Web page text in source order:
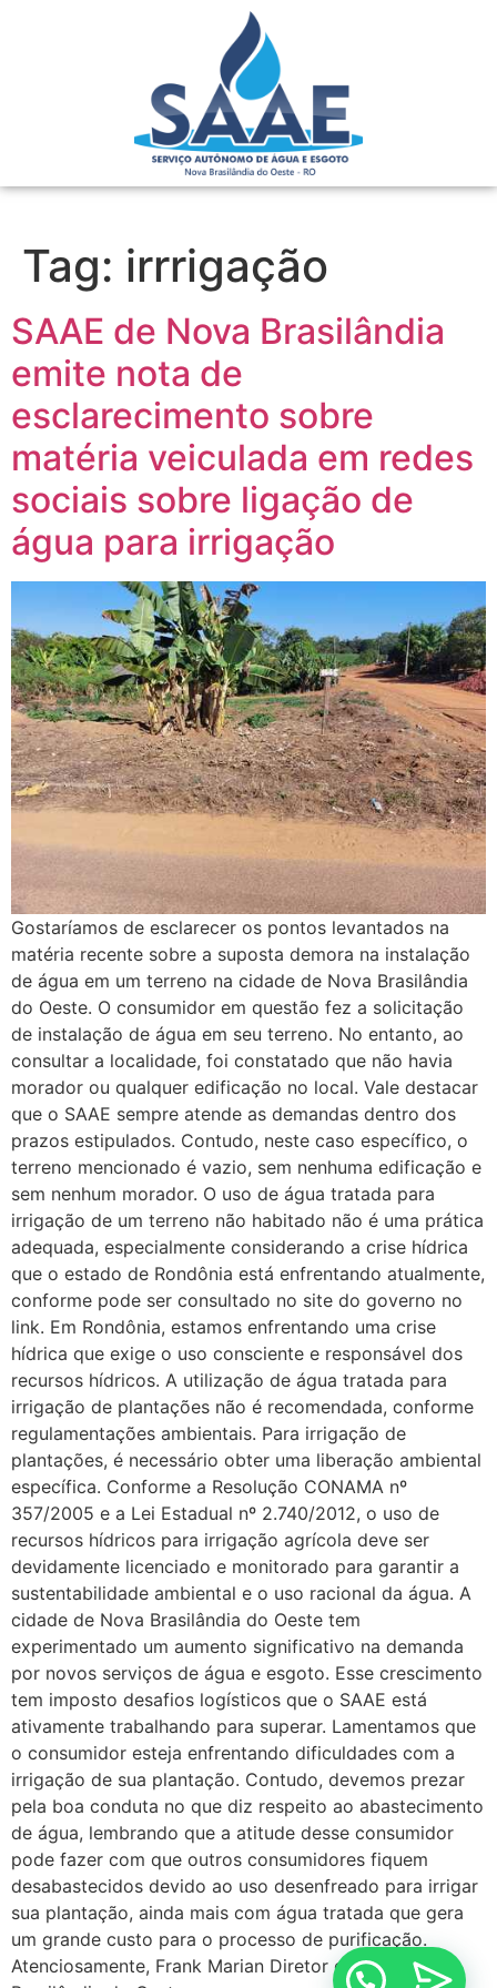
Tag: irrrigação
SAAE de Nova Brasilândia
emite nota de
esclarecimento sobre
matéria veiculada em redes
sociais sobre ligação de
água para irrigação
Gostaríamos de esclarecer os pontos levantados na
matéria recente sobre a suposta demora na instalação
de água em um terreno na cidade de Nova Brasilândia
do Oeste. O consumidor em questão fez a solicitação
de instalação de água em seu terreno. No entanto, ao
consultar a localidade, foi constatado que não havia
morador ou qualquer edificação no local. Vale destacar
que o SAAE sempre atende as demandas dentro dos
prazos estipulados. Contudo, neste caso específico, o
terreno mencionado é vazio, sem nenhuma edificação e
sem nenhum morador. O uso de água tratada para
irrigação de um terreno não habitado não é uma prática
adequada, especialmente considerando a crise hídrica
que o estado de Rondônia está enfrentando atualmente,
conforme pode ser consultado no site do governo no
link. Em Rondônia, estamos enfrentando uma crise
hídrica que exige o uso consciente e responsável dos
recursos hídricos. A utilização de água tratada para
irrigação de plantações não é recomendada, conforme
regulamentações ambientais. Para irrigação de
plantações, é necessário obter uma liberação ambiental
específica. Conforme a Resolução CONAMA nº
357/2005 e a Lei Estadual nº 2.740/2012, o uso de
recursos hídricos para irrigação agrícola deve ser
devidamente licenciado e monitorado para garantir a
sustentabilidade ambiental e o uso racional da água. A
cidade de Nova Brasilândia do Oeste tem
experimentado um aumento significativo na demanda
por novos serviços de água e esgoto. Esse crescimento
tem imposto desafios logísticos que o SAAE está
ativamente trabalhando para superar. Lamentamos que
o consumidor esteja enfrentando dificuldades com a
irrigação de sua plantação. Contudo, devemos prezar
pela boa conduta no que diz respeito ao abastecimento
de água, lembrando que a atitude desse consumidor
pode fazer com que outros consumidores fiquem
desabastecidos devido ao uso desenfreado para irrigar
sua plantação, ainda mais com água tratada que gera
um grande custo para o processo de purificação.
Atenciosamente, Frank Marian Diretor do SAAE Nova